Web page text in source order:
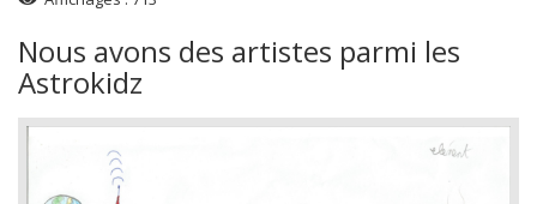
Nous avons des artistes parmi les
Astrokidz